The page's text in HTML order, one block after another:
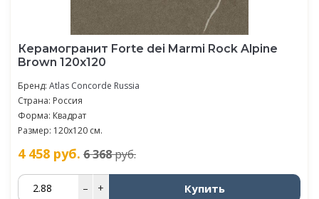
Керамогранит Forte dei Marmi Rock Alpine
Brown 120x120
Бренд: Atlas Concorde Russia
Страна: Россия
Форма: Квадрат
Размер: 120x120 см.
4 458 руб. 6 368руб.
– + Купить